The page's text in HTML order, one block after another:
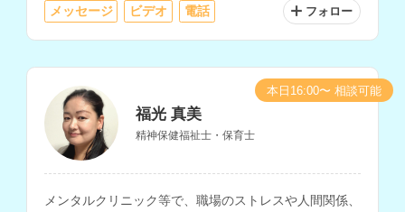
メッセージ ビデオ 電話 フォロー
福光 真美
精神保健福祉士・保育士
メンタルクリニック等で、職場のストレスや人間関係、
本日16:00〜 相談可能